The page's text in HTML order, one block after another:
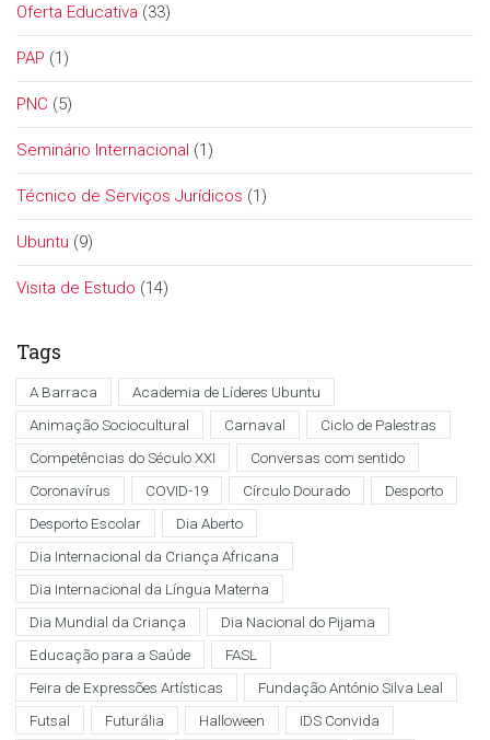
Oferta Educativa (33)
PAP (1)
PNC (5)
Seminário Internacional (1)
Técnico de Serviços Jurídicos (1)
Ubuntu (9)
Visita de Estudo (14)
Tags
A Barraca
Academia de Líderes Ubuntu
Animação Sociocultural
Carnaval
Ciclo de Palestras
Competências do Século XXI
Conversas com sentido
Coronavírus
COVID-19 Círculo Dourado
Desporto
Desporto Escolar
Dia Aberto
Dia Internacional da Criança Africana
Dia Internacional da Língua Materna
Dia Mundial da Criança
Dia Nacional do Pijama
Educação para a Saúde
FASL
Feira de Expressões Artísticas
Fundação António Silva Leal
Futsal
Futurália Halloween
IDS Convida